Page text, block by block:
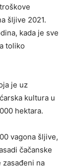
šljive 2021.
kada je sve
toliko
je uz
kultura u
hektara.
vagona šljive,
čačanske
zasađeni na